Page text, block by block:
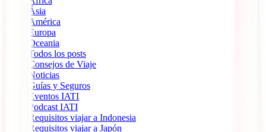
Ásia
América
Europa
Oceania
Todos los posts
Consejos de Viaje
Noticias
Guías y Seguros
Eventos IATI
Podcast IATI
Requisitos viajar a Indonesia
Requisitos viajar a Japón